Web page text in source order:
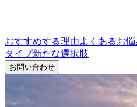
おすすめする理由よくあるお悩
タイプ新たな選択肢
お問い合わせ